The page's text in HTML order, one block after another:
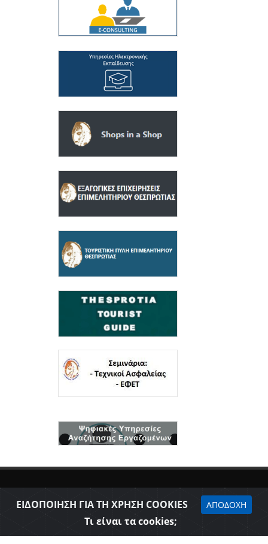
ΕΙΔΟΠΟΙΗΣΗ ΓΙΑ ΤΗ ΧΡΗΣΗ COOKIES ΑΠΟΔΟΧΗ
Τι είναι τα cookies;